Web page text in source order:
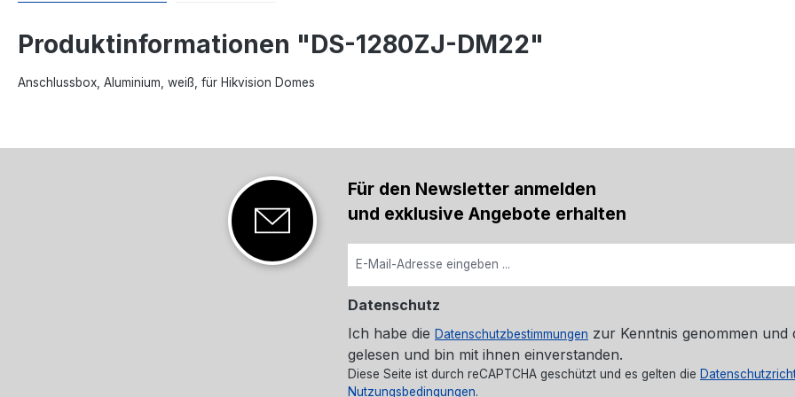
Produktinformationen "DS-1280ZJ-DM22"
Anschlussbox, Aluminium, weiß, für Hikvision Domes
Für den Newsletter anmelden
und exklusive Angebote erhalten
Datenschutz
Ich habe die Datenschutzbestimmungen zur Kenntnis genommen und
gelesen und bin mit ihnen einverstanden.
Diese Seite ist durch reCAPTCHA geschützt und es gelten die
Nutzungsbedingungen.